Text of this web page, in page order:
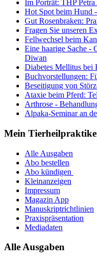
Im Porträt: THP Petra
Hot Spot beim Hund
Gut Rosenbraken:
Fragen Sie unseren
Fellwechsel beim
Eine haarige Sache -
Diwan
Diabetes Mellitus bei
Buchvorstellungen:
Beseitigung von
Ataxie beim Pferd:
Arthrose -
Alpaka-Seminar an
Mein
Alle Ausgaben
Abo bestellen
Abo kündigen
Kleinanzeigen
Impressum
Magazin App
Manuskriptrichtlinien
Praxispräsentation
Mediadaten
Alle Ausgaben